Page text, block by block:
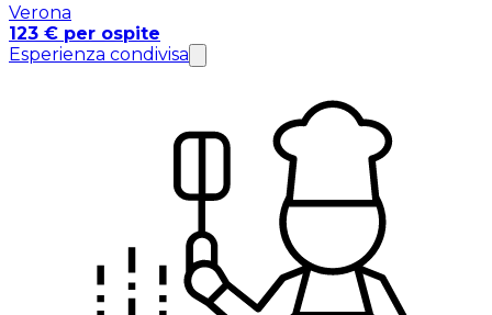
Verona
123 € per ospite
Esperienza condivisa